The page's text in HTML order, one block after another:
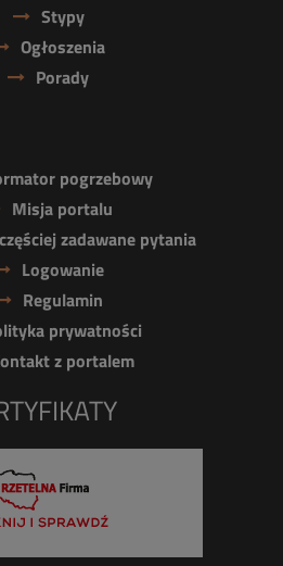
Stypy
Ogłoszenia
Porady
pogrzebowy
Misja portalu
zadawane pytania
Logowanie
Regulamin
prywatności
z portalem